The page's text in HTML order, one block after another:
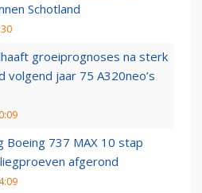
Schotland
groeiprognoses na sterk
volgend jaar 75 A320neo’s
Boeing 737 MAX 10 stap
afgerond